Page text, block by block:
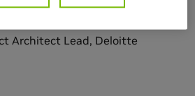
Architect Lead, Deloitte